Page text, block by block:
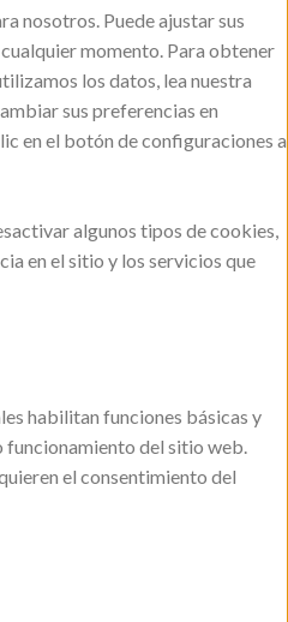
nosotros. Puede ajustar sus
momento. Para obtener
los datos, lea nuestra
sus preferencias en
en el botón de configuraciones a
algunos tipos de cookies,
en el sitio y los servicios que
habilitan funciones básicas y
funcionamiento del sitio web.
el consentimiento del